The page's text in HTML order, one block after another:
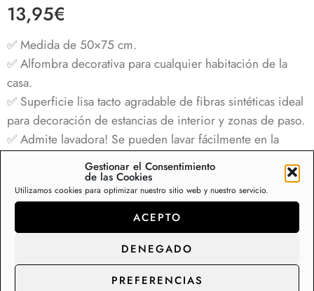
Gestionar el Consentimiento
de las Cookies
Utilizamos cookies para optimizar nuestro sitio web y nuestro servicio.
ACEPTO
DENEGADO
PREFERENCIAS
con4.00
de 5 en
valoración
de un
cliente
13,95€
✅ Medida de 50×75 cm.
✅ Alfombra decorativa para cualquier habitación de la
casa.
✅ Superficie lisa tacto agradable de fibras sintéticas ideal
para decoración de estancias de interior y zonas de paso.
✅ Admite lavadora! Se pueden lavar fácilmente en la
lavadora para mantenerlas como nuevas. Introduce la
alfombra en la lavadora, luego sécala al aire sin usar
fuentes de calor.
✅ Alfombras con estilo étnico rústico moderno vintage,
envejecido, descolorido, tradicional, bohemio, clásico…
Sólo queda(n)21producto(s) en stock.